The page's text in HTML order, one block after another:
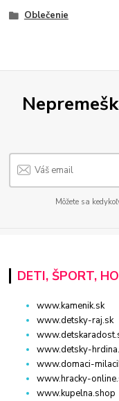
Oblečenie
Môžete sa
DETI, ŠPORT,
www.kamenik.sk
www.detsky-raj.sk
www.detsky-
www.domaci-
www.hracky-
www.kupelna.shop